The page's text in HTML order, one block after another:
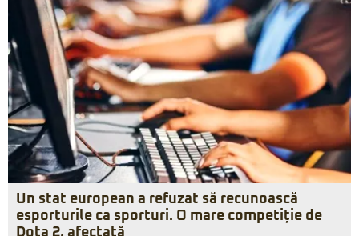
Un stat european a refuzat să recunoască
esporturile ca sporturi. O mare competiție de
Dota 2, afectată